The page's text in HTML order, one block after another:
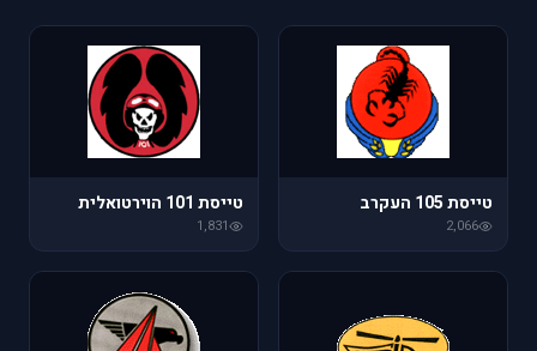
טייסת 105 העקרב
2,066
טייסת 101 הוירטואלית
1,831